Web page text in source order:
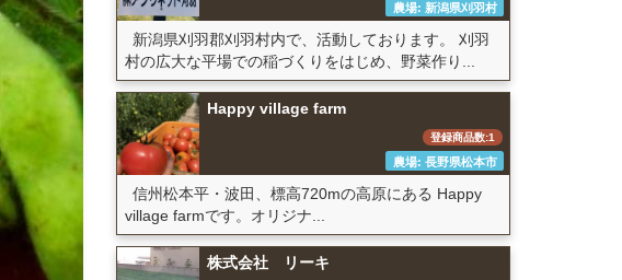
農場: 新潟県刈羽村
新潟県刈羽郡刈羽村内で、活動しております。 刈羽
村の広大な平場での稲づくりをはじめ、野菜作り...
Happy village farm
登録商品数:1
農場: 長野県松本市
信州松本平・波田、標高720mの高原にある Happy
village farmです。オリジナ...
株式会社 リーキ